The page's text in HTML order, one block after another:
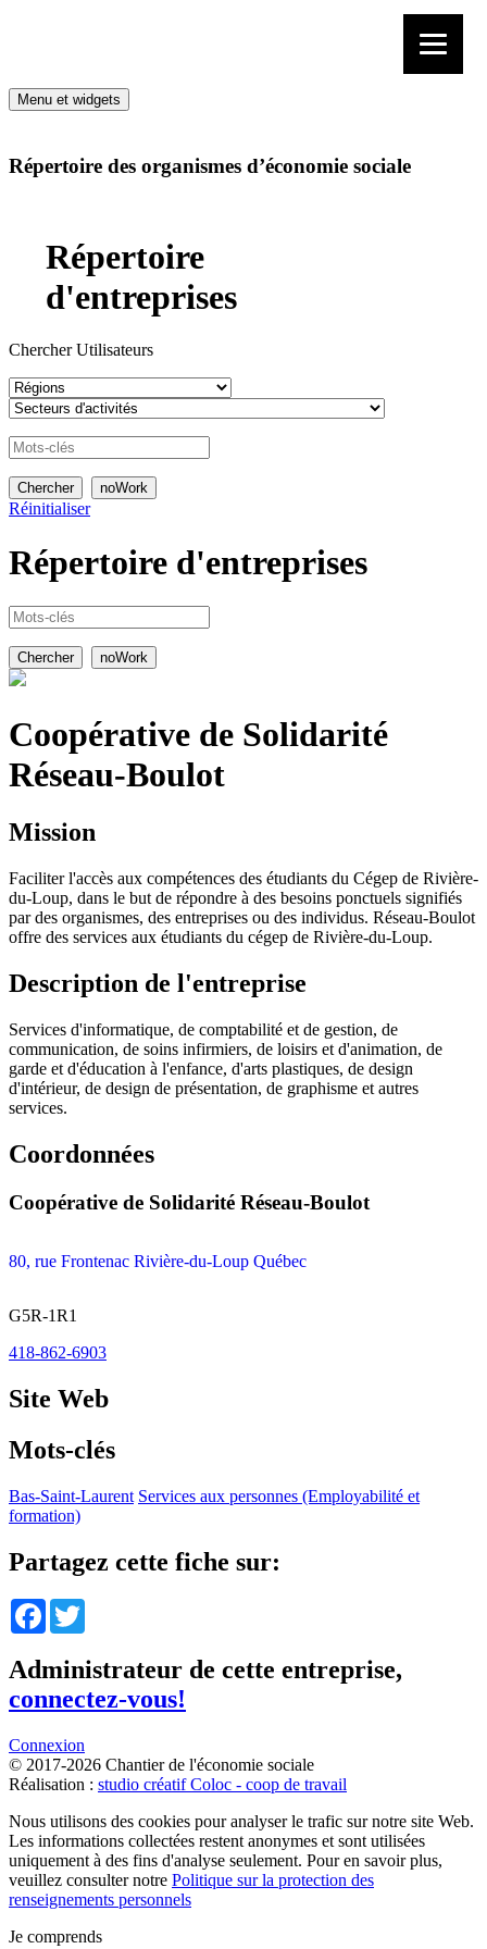
Menu et widgets
Répertoire des organismes d’économie sociale
Répertoire
d'entreprises
Chercher Utilisateurs
Réinitialiser
Répertoire d'entreprises
Coopérative de Solidarité
Réseau-Boulot
Mission
Faciliter l'accès aux compétences des étudiants du Cégep de Rivière-
du-Loup, dans le but de répondre à des besoins ponctuels signifiés
par des organismes, des entreprises ou des individus. Réseau-Boulot
offre des services aux étudiants du cégep de Rivière-du-Loup.
Description de l'entreprise
Services d'informatique, de comptabilité et de gestion, de
communication, de soins infirmiers, de loisirs et d'animation, de
garde et d'éducation à l'enfance, d'arts plastiques, de design
d'intérieur, de design de présentation, de graphisme et autres
services.
Coordonnées
Coopérative de Solidarité Réseau-Boulot
80, rue Frontenac Rivière-du-Loup Québec
G5R-1R1
418-862-6903
Site Web
Mots-clés
Bas-Saint-Laurent Services aux personnes (Employabilité et
formation)
Partagez cette fiche sur:
Facebook
Administrateur de cette entreprise,
connectez-vous!
Connexion
© 2017-2026 Chantier de l'économie sociale
Réalisation : studio créatif Coloc - coop de travail
Nous utilisons des cookies pour analyser le trafic sur notre site Web.
Les informations collectées restent anonymes et sont utilisées
uniquement à des fins d'analyse seulement. Pour en savoir plus,
veuillez consulter notre Politique sur la protection des
renseignements personnels
Je comprends